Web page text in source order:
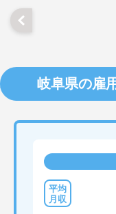
岐阜県の雇